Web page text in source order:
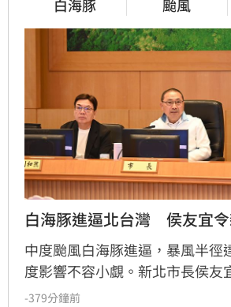
白海豚 颱風
白海豚進逼北台灣　侯友宜
中度颱風白海豚進逼，暴風半徑
度影響不容小覷。新北市長侯友
議，要求市府團隊與29區公所全
-379分鐘前